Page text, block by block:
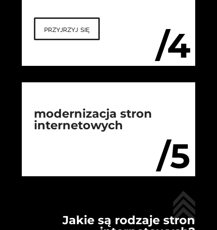
/4
przyjrzyj się
/5
modernizacja stron
internetowych
Jakie są rodzaje stron